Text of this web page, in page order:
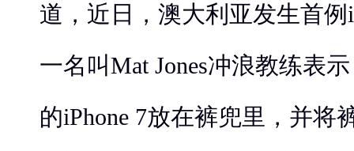
道，近日，澳大利亚发生首例
一名叫Mat Jones冲浪教练表
的iPhone 7放在裤兜里，并将